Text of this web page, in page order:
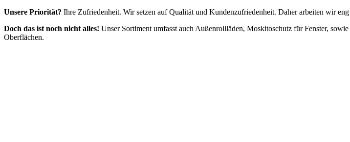
Unsere Priorität? Ihre Zufriedenheit. Wir setzen auf Qualität und Kundenzufriedenheit. Daher arbeiten wir
Doch das ist noch nicht alles! Unser Sortiment umfasst auch Außenrollläden, Moskitoschutz für Fenster,
Oberflächen.